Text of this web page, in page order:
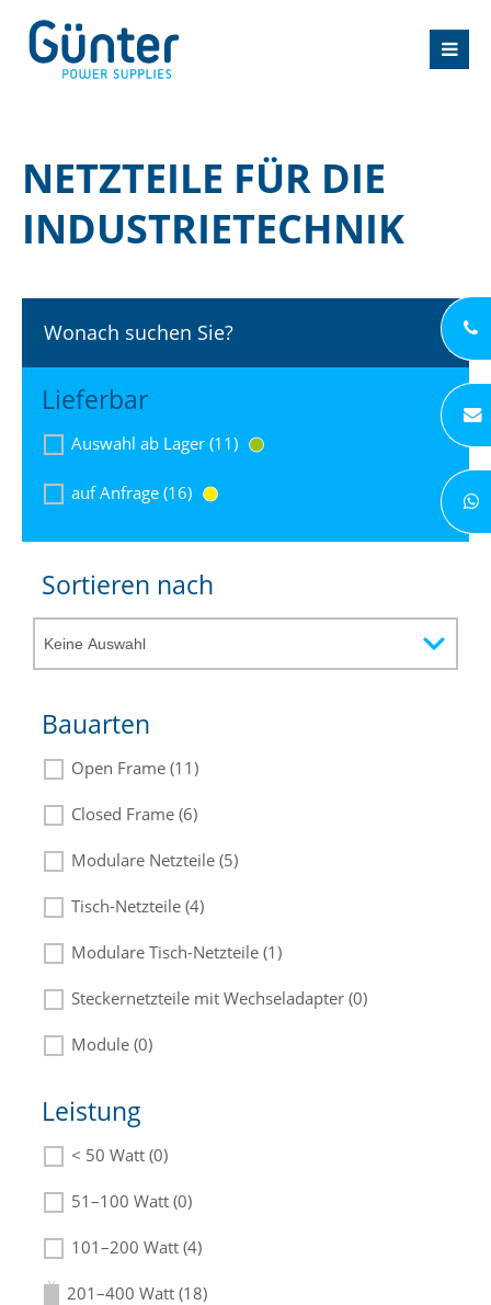
NETZTEILE FÜR DIE
INDUSTRIETECHNIK
Wonach suchen Sie?
Lieferbar
Auswahl ab Lager (11)
auf Anfrage (16)
Sortieren nach
Bauarten
Open Frame (11)
Closed Frame (6)
Modulare Netzteile (5)
Tisch-Netzteile (4)
Modulare Tisch-Netzteile (1)
Steckernetzteile mit Wechseladapter (0)
Module (0)
Die passenden Netzteile finden Sie in der
Beschreibung.
Leistung
< 50 Watt (0)
51–100 Watt (0)
101–200 Watt (4)
201–400 Watt (18)